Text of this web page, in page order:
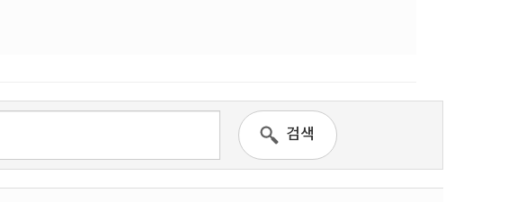
검색